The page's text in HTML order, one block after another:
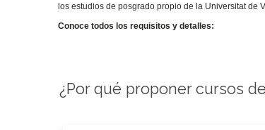
los estudios de posgrado propio de la Universitat de
Conoce todos los requisitos y detalles:
¿Por qué proponer cursos